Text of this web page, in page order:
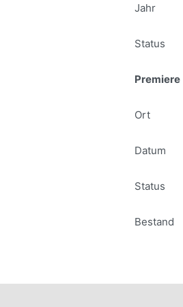
Jahr
Status
Premiere
Ort
Datum
Status
Bestand